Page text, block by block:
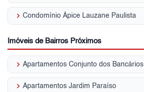
keyboard_arrow_right Condomínio Ápice Lauzane Paulista
Imóveis de Bairros Próximos
keyboard_arrow_right Apartamentos Conjunto dos Bancários
keyboard_arrow_right Apartamentos Jardim Paraíso